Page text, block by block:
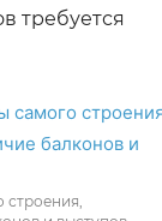
требуется
строения,